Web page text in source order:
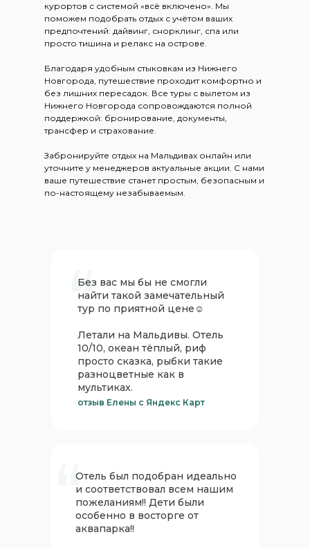
курортов с системой «всё включено». Мы
поможем подобрать отдых с учётом ваших
предпочтений: дайвинг, снорклинг, спа или
просто тишина и релакс на острове.
Благодаря удобным стыковкам из Нижнего
Новгорода, путешествие проходит комфортно и
без лишних пересадок. Все туры с вылетом из
Нижнего Новгорода сопровождаются полной
поддержкой: бронирование, документы,
трансфер и страхование.
Забронируйте отдых на Мальдивах онлайн или
уточните у менеджеров актуальные акции. С нами
ваше путешествие станет простым, безопасным и
по-настоящему незабываемым.
Без вас мы бы не смогли
найти такой замечательный
тур по приятной цене☺
Летали на Мальдивы. Отель
10/10, океан тёплый, риф
просто сказка, рыбки такие
разноцветные как в
мультиках.
Отель был подобран идеально
и соответствовал всем нашим
пожеланиям!! Дети были
особенно в восторге от
аквапарка!!
отзыв Елены с Яндекс Карт